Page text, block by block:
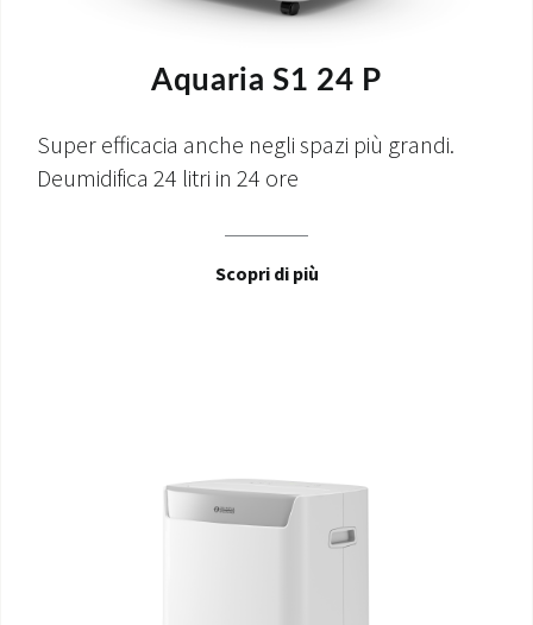
Aquaria S1 24 P
Super efficacia anche negli spazi più grandi.
Deumidifica 24 litri in 24 ore
Scopri di più